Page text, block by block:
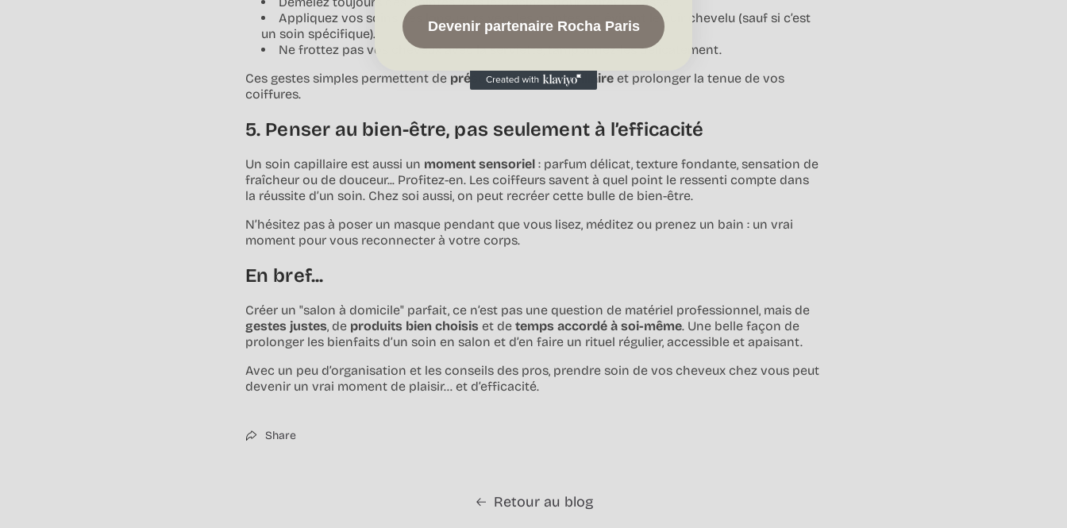
Appliquez vos soins des longueurs vers les pointes, en évitant le cuir chevelu (sauf si c’est
un soin spécifique).
Ne frottez pas vos cheveux avec la serviette, tamponnez-les délicatement.
Ces gestes simples permettent de préserver la fibre capillaire et prolonger la tenue de vos
coiffures.
5. Penser au bien-être, pas seulement à l’efficacité
Un soin capillaire est aussi un moment sensoriel : parfum délicat, texture fondante, sensation de
fraîcheur ou de douceur... Profitez-en. Les coiffeurs savent à quel point le ressenti compte dans
la réussite d’un soin. Chez soi aussi, on peut recréer cette bulle de bien-être.
N’hésitez pas à poser un masque pendant que vous lisez, méditez ou prenez un bain : un vrai
moment pour vous reconnecter à votre corps.
En bref...
Créer un "salon à domicile" parfait, ce n’est pas une question de matériel professionnel, mais de
gestes justes, de produits bien choisis et de temps accordé à soi-même. Une belle façon de
prolonger les bienfaits d’un soin en salon et d’en faire un rituel régulier, accessible et apaisant.
Avec un peu d’organisation et les conseils des pros, prendre soin de vos cheveux chez vous peut
devenir un vrai moment de plaisir… et d’efficacité.
Share
Retour au blog
Devenir partenaire Rocha Paris